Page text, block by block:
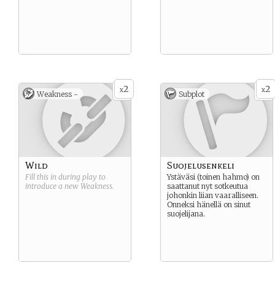
x2
Weakness -
Wild
Fill this in during play to
introduce a new Weakness.
x2
Subplot
Suojelusenkeli
Ystäväsi (toinen hahmo) on
saattanut nyt sotkeutua
johonkin liian vaaralliseen.
Onneksi hänellä on sinut
suojelijana.